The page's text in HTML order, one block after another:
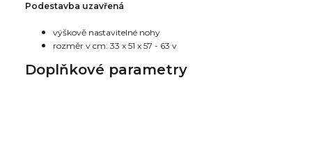
Podestavba uzavřená
výškově nastavitelné nohy
rozměr v cm: 33 x 51 x 57 - 63 v
Doplňkové parametry